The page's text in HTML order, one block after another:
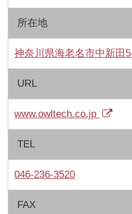
所在地
神奈川県海老名市中新田
URL
www.owltech.co.jp
TEL
046-236-3520
FAX